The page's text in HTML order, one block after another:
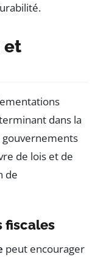
et
dans la
gouvernements
de lois et de
de
fiscales
peut encourager